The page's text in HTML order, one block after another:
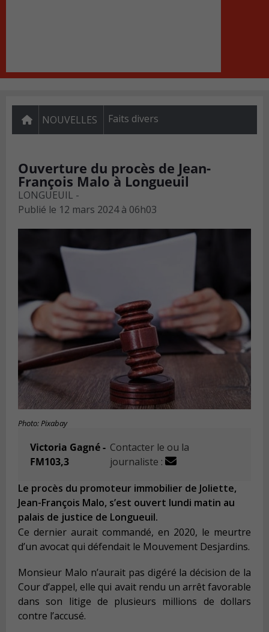
NOUVELLES Faits divers
Ouverture du procès de Jean-
François Malo à Longueuil
LONGUEUIL -
Publié le 12 mars 2024 à 06h03
Photo: Pixabay
Victoria Gagné -
FM103,3
Contacter le ou la
journaliste :
Le procès du promoteur immobilier de Joliette,
Jean-François Malo, s’est ouvert lundi matin au
palais de justice de Longueuil.
Ce dernier aurait commandé, en 2020, le meurtre
d’un avocat qui défendait le Mouvement Desjardins.
Monsieur Malo n’aurait pas digéré la décision de la
Cour d’appel, elle qui avait rendu un arrêt favorable
dans son litige de plusieurs millions de dollars
contre l’accusé.